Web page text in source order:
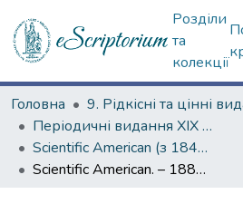
Розділи
та
колекції
Головна
Періодичні видання ХІХ ст.
Scientific American (з 1845 р.)
Scientific American. – 1881. – Vol. 45, № 13